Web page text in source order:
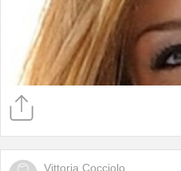
Vittoria Cocciolo